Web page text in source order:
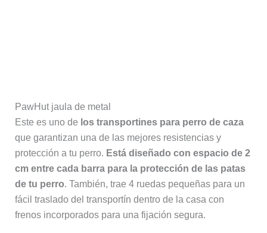
PawHut jaula de metal
Este es uno de los transportines para perro de caza
que garantizan una de las mejores resistencias y
protección a tu perro. Está diseñado con espacio de 2
cm entre cada barra para la protección de las patas
de tu perro. También, trae 4 ruedas pequeñas para un
fácil traslado del transportín dentro de la casa con
frenos incorporados para una fijación segura.